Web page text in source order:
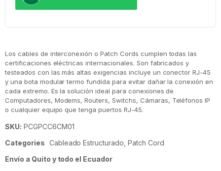
Los cables de interconexión o Patch Cords cumplen todas las
certificaciones eléctricas internacionales. Son fabricados y
testeados con las más altas exigencias incluye un conector RJ-45
y una bota modular termo fundida para evitar dañar la conexión en
cada extremo. Es la solución ideal para conexiones de
Computadores, Modems, Routers, Switchs, Cámaras, Teléfonos IP
o cualquier equipo que tenga puertos RJ-45.
SKU: PCGPCC6CM01
Categories Cableado Estructurado ,Patch Cord
Envío a Quito y todo el Ecuador